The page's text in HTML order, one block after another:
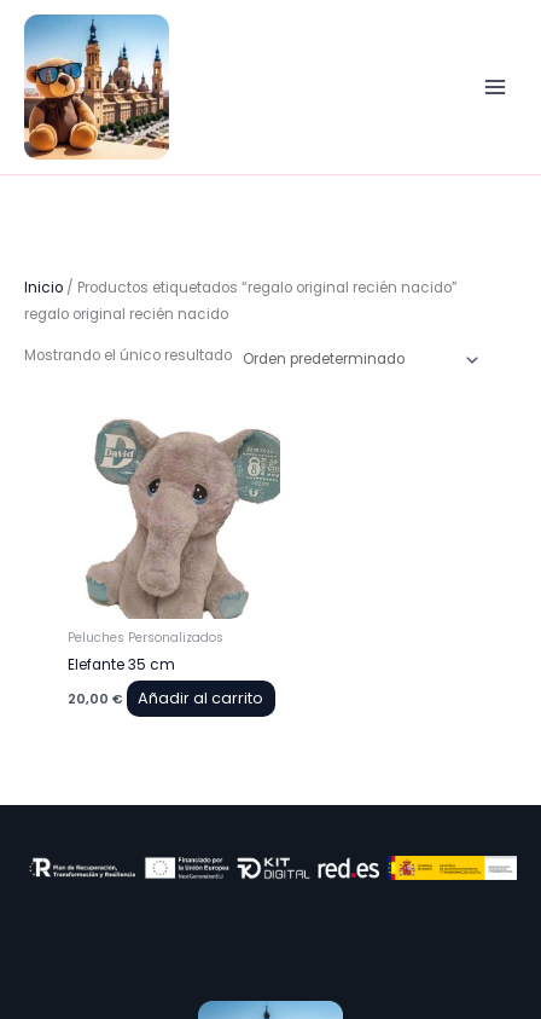
contenido
Inicio / Productos etiquetados “regalo original recién nacido”
regalo original recién nacido
Mostrando el único resultado
Peluches Personalizados
Elefante 35 cm
20,00 € Añadir al carrito